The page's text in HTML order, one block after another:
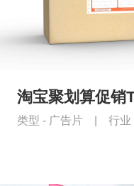
淘宝聚划算促销
类型 - 广告片 行业